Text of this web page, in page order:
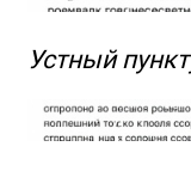
Устный